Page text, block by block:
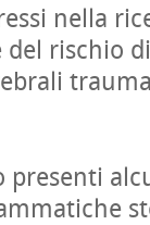
nella
rischio
presenti